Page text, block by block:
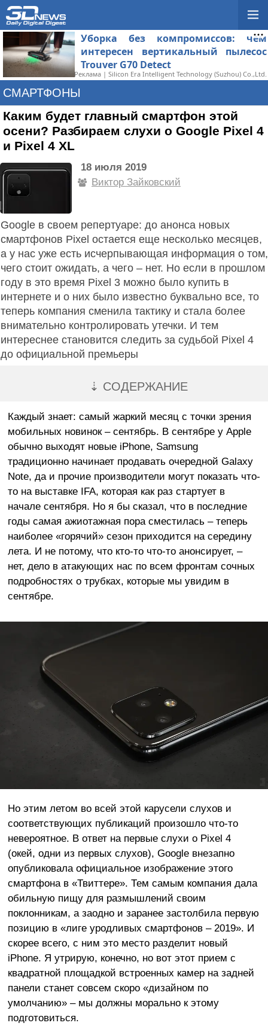
Уборка без компромиссов: чем
интересен вертикальный пылесос
Trouver G70 Detect
Реклама | Silicon Era Intelligent Technology (Suzhou) Co.,Ltd.
СМАРТФОНЫ
Каким будет главный смартфон этой
осени? Разбираем слухи о Google Pixel 4
и Pixel 4 XL
18 июля 2019
Виктор Зайковский
Google в своем репертуаре: до анонса новых
смартфонов Pixel остается еще несколько месяцев,
а у нас уже есть исчерпывающая информация о том,
чего стоит ожидать, а чего – нет. Но если в прошлом
году в это время Pixel 3 можно было купить в
интернете и о них было известно буквально все, то
теперь компания сменила тактику и стала более
внимательно контролировать утечки. И тем
интереснее становится следить за судьбой Pixel 4
до официальной премьеры
⇣ СОДЕРЖАНИЕ
Каждый знает: самый жаркий месяц с точки зрения
мобильных новинок – сентябрь. В сентябре у Apple
обычно выходят новые iPhone, Samsung
традиционно начинает продавать очередной Galaxy
Note, да и прочие производители могут показать что-
то на выставке IFA, которая как раз стартует в
начале сентября. Но я бы сказал, что в последние
годы самая ажиотажная пора сместилась – теперь
наиболее «горячий» сезон приходится на середину
лета. И не потому, что кто-то что-то анонсирует, –
нет, дело в атакующих нас по всем фронтам сочных
подробностях о трубках, которые мы увидим в
сентябре.
Но этим летом во всей этой карусели слухов и
соответствующих публикаций произошло что-то
невероятное. В ответ на первые слухи о Pixel 4
(окей, одни из первых слухов), Google внезапно
опубликовала официальное изображение этого
смартфона в «Твиттере». Тем самым компания дала
обильную пищу для размышлений своим
поклонникам, а заодно и заранее застолбила первую
позицию в «лиге уродливых смартфонов – 2019». И
скорее всего, с ним это место разделит новый
iPhone. Я утрирую, конечно, но вот этот прием с
квадратной площадкой встроенных камер на задней
панели станет совсем скоро «дизайном по
умолчанию» – мы должны морально к этому
подготовиться.